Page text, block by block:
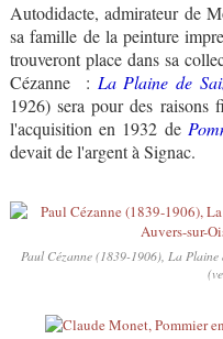
Autodidacte, admirateur de
sa famille de la peinture
trouveront place dans sa
Cézanne : La Plaine de
1926) sera pour des raisons
l'acquisition en 1932 de
devait de l'argent à Signac.
Paul Cézanne (1839-1906), La